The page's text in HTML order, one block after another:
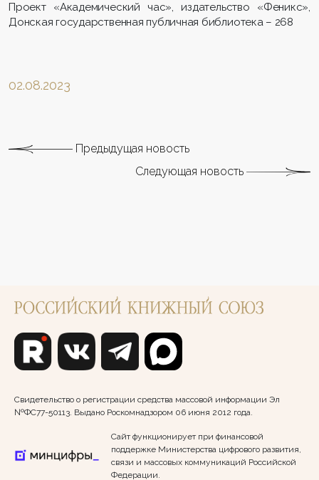
Проект «Академический час», издательство «Феникс»,
Донская государственная публичная библиотека – 268
02.08.2023
Предыдущая новость
Следующая новость
Свидетельство о регистрации средства массовой информации Эл
№ФС77-50113. Выдано Роскомнадзором 06 июня 2012 года.
Сайт функционирует при финансовой
поддержке Министерства цифрового развития,
связи и массовых коммуникаций Российской
Федерации.